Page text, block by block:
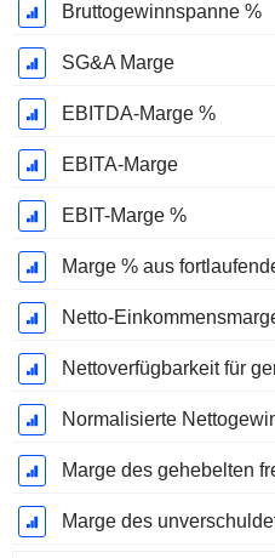
Bruttogewinnspanne %
SG&A Marge
EBITDA-Marge %
EBITA-Marge
EBIT-Marge %
Marge % aus
Netto-
Nettoverfügbarkeit für
Normalisierte
Marge des gehebelten
Marge des